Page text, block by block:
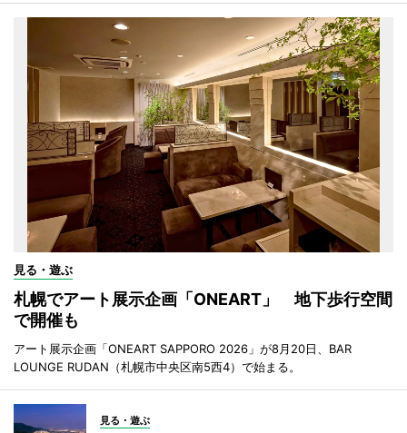
見る・遊ぶ
札幌でアート展示企画「ONEART」 地下歩行空間
で開催も
アート展示企画「ONEART SAPPORO 2026」が8月20日、BAR
LOUNGE RUDAN（札幌市中央区南5西4）で始まる。
見る・遊ぶ